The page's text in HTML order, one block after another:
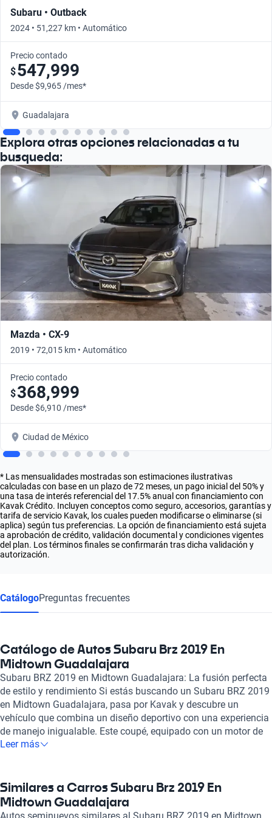
Subaru • Outback
2024 • 51,227 km • Automático
Precio contado
$547,999
Desde $9,965 /mes*
Guadalajara
Explora otras opciones relacionadas a tu
busqueda:
Mazda • CX-9
2019 • 72,015 km • Automático
Precio contado
$368,999
Desde $6,910 /mes*
Ciudad de México
* Las mensualidades mostradas son estimaciones ilustrativas
calculadas con base en un plazo de 72 meses, un pago inicial del 50% y
una tasa de interés referencial del 17.5% anual con financiamiento con
Kavak Crédito. Incluyen conceptos como seguro, accesorios, garantías y
tarifa de servicio Kavak, los cuales pueden modificarse o eliminarse (si
aplica) según tus preferencias. La opción de financiamiento está sujeta
a aprobación de crédito, validación documental y condiciones vigentes
del plan. Los términos finales se confirmarán tras dicha validación y
autorización.
CatálogoPreguntas frecuentes
Catálogo de Autos Subaru Brz 2019 En
Midtown Guadalajara
Subaru BRZ 2019 en Midtown Guadalajara: La fusión perfecta
de estilo y rendimiento Si estás buscando un Subaru BRZ 2019
en Midtown Guadalajara, pasa por Kavak y descubre un
vehículo que combina un diseño deportivo con una experiencia
de manejo inigualable. Este coupé, equipado con un motor de
2.0 litros y 4 cilindros, ofrece una potencia máxima de hasta
entre 7.4 y 8.4 segundos, este automóvil se destaca en su
categoría por su agilidad y velocidad, alcanzando una
velocidad máxima de hasta 216 km/h. El Subaru BRZ 2019 no
Leer más
Similares a Carros Subaru Brz 2019 En
Midtown Guadalajara